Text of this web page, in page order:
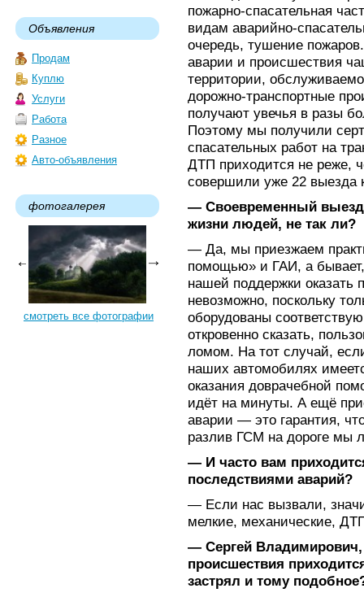
Объявления
Продам
Куплю
Услуги
Работа
Разное
Авто-объявления
фотогалерея
смотреть все фотографии
пожарно-спасательная
видам аварийно-
очередь, тушение
аварии и происшествия
территории,
дорожно-транспортные
получают увечья в разы
Поэтому мы получили
спасательных работ на
ДТП приходится не реже,
совершили уже 22 выезда
— Своевременный выезд
жизни людей, не так ли?
— Да, мы приезжаем
помощью» и ГАИ, а
нашей поддержки
невозможно, поскольку
оборудованы
откровенно сказать,
ломом. На тот случай,
наших автомобилях
оказания доврачебной
идёт на минуты. А ещё
аварии — это гарантия,
разлив ГСМ на дороге мы
— И часто вам
последствиями аварий?
— Если нас вызвали,
мелкие, механические,
— Сергей Владимирович,
происшествия
застрял и тому